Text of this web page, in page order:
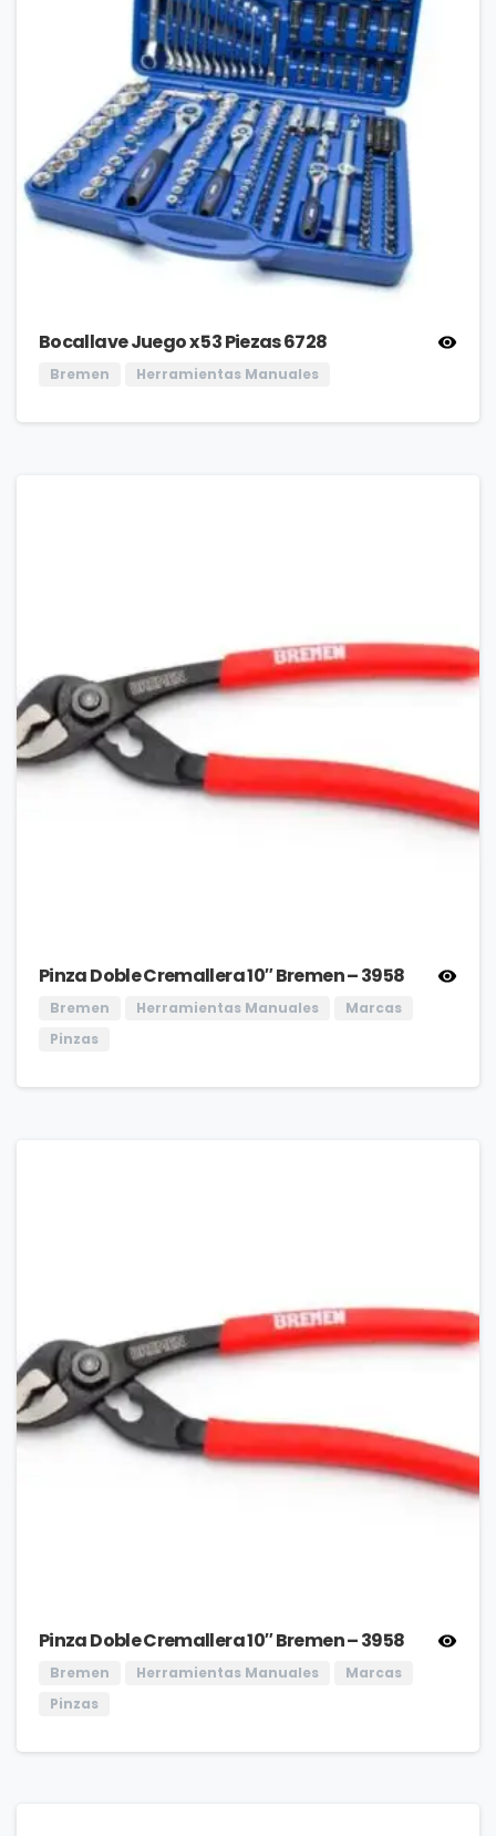
Bocallave Juego x 53 Piezas 6728
Bremen Herramientas Manuales
Pinza Doble Cremallera 10″ Bremen – 3958
Bremen Herramientas Manuales
Marcas
Pinzas
Pinza Doble Cremallera 10″ Bremen – 3958
Bremen Herramientas Manuales
Marcas
Pinzas